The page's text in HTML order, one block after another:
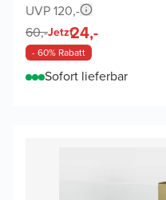
UVP 120,-
60,-Jetzt24,-
- 60% Rabatt
Sofort lieferbar